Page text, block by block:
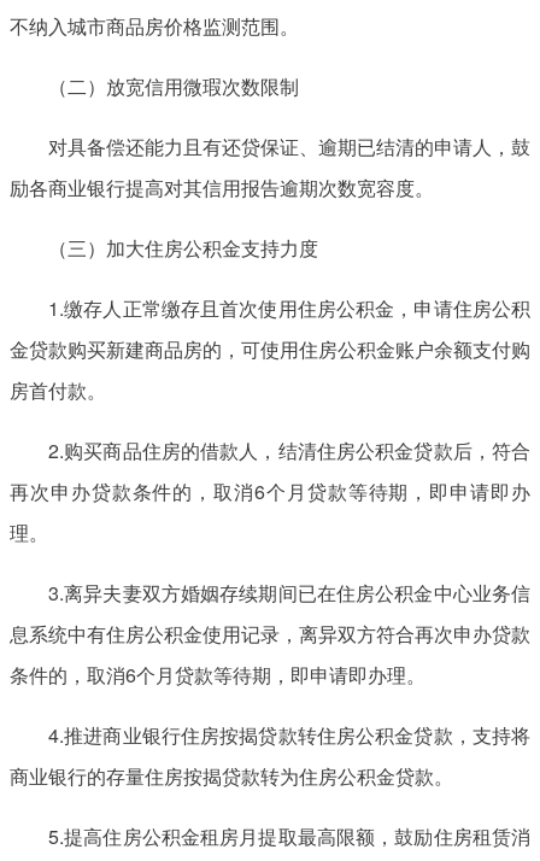
不纳入城市商品房价格监测范围。
（二）放宽信用微瑕次数限制
对具备偿还能力且有还贷保证、逾期已结清的申请人，鼓
励各商业银行提高对其信用报告逾期次数宽容度。
（三）加大住房公积金支持力度
1.缴存人正常缴存且首次使用住房公积金，申请住房公积
金贷款购买新建商品房的，可使用住房公积金账户余额支付购
房首付款。
2.购买商品住房的借款人，结清住房公积金贷款后，符合
再次申办贷款条件的，取消6个月贷款等待期，即申请即办
理。
3.离异夫妻双方婚姻存续期间已在住房公积金中心业务信
息系统中有住房公积金使用记录，离异双方符合再次申办贷款
条件的，取消6个月贷款等待期，即申请即办理。
4.推进商业银行住房按揭贷款转住房公积金贷款，支持将
商业银行的存量住房按揭贷款转为住房公积金贷款。
5.提高住房公积金租房月提取最高限额，鼓励住房租赁消